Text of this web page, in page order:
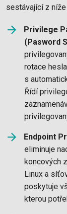
sestávající z
Privilege
(Pasword
rotace
s
Řídí
Endpoint
eliminuje
koncových
Linux a
poskytuje
kterou